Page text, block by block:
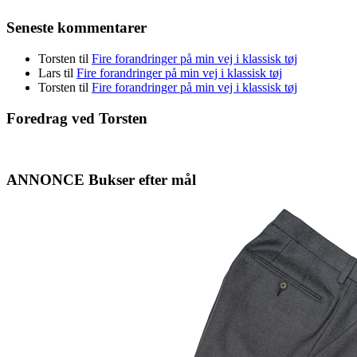
Seneste kommentarer
Torsten til Fire forandringer på min vej i klassisk tøj
Lars til Fire forandringer på min vej i klassisk tøj
Torsten til Fire forandringer på min vej i klassisk tøj
Foredrag ved Torsten
ANNONCE Bukser efter mål